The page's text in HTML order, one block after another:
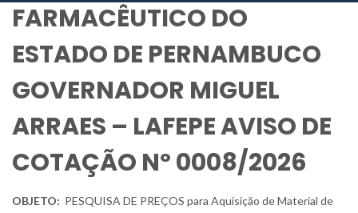
FARMACÊUTICO DO
ESTADO DE PERNAMBUCO
GOVERNADOR MIGUEL
ARRAES – LAFEPE AVISO DE
COTAÇÃO Nº 0008/2026
OBJETO: PESQUISA DE PREÇOS para Aquisição de Material de